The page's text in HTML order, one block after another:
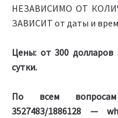
НЕЗАВИСИМО ОТ
ЗАВИСИТ от даты и
Цены: от 300
сутки.
По всем
3527483/1886128 —